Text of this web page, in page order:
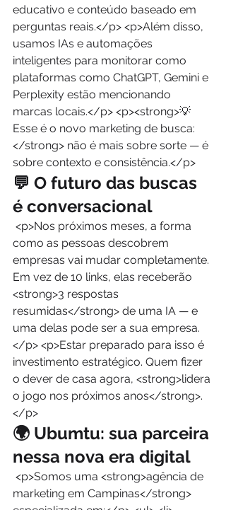
educativo e conteúdo baseado em
perguntas reais.</p> <p>Além disso,
usamos IAs e automações
inteligentes para monitorar como
plataformas como ChatGPT, Gemini e
Perplexity estão mencionando
marcas locais.</p> <p><strong>💡
Esse é o novo marketing de busca:
</strong> não é mais sobre sorte — é
sobre contexto e consistência.</p>
💬 O futuro das buscas
é conversacional
como as pessoas descobrem
empresas vai mudar completamente.
Em vez de 10 links, elas receberão
<strong>3 respostas
resumidas</strong> de uma IA — e
uma delas pode ser a sua empresa.
</p> <p>Estar preparado para isso é
investimento estratégico. Quem fizer
o dever de casa agora, <strong>lidera
o jogo nos próximos anos</strong>.
</p>
🌍 Ubumtu: sua parceira
nessa nova era digital
marketing em Campinas</strong>